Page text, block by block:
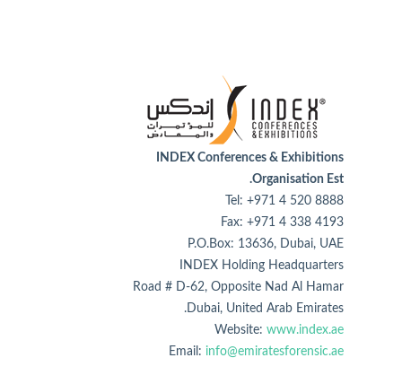
INDEX Conferences & Exhibitions
Organisation Est.
Tel: +971 4 520 8888
Fax: +971 4 338 4193
P.O.Box: 13636, Dubai, UAE
INDEX Holding Headquarters
Road # D-62, Opposite Nad Al Hamar
Dubai, United Arab Emirates.
Website:www.index.ae
Email:info@emiratesforensic.ae